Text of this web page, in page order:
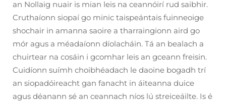
an Nollaig nuair is mian leis na ceannóirí rud saibhir.
Cruthaíonn siopaí go minic taispeántais fuinneoige
shochair in amanna saoire a tharraingionn aird go
mór agus a méadaíonn díolacháin. Tá an bealach a
chuirtear na cosáin i gcomhar leis an gceann freisin.
Cuidíonn suímh choibhéadach le daoine bogadh trí
an siopadóireacht gan fanacht in áiteanna duice
agus déanann sé an ceannach níos lú streiceáilte. Is é